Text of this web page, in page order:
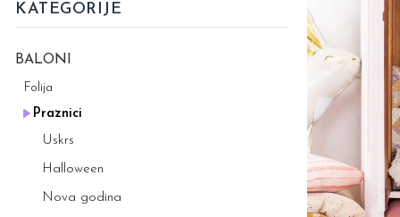
KATEGORIJE
BALONI
Folija
Praznici
Uskrs
Halloween
Nova godina